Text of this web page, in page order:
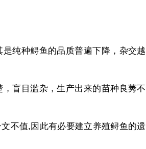
纯种鲟鱼的品质普遍下降，杂交越
盲目滥杂，生产出来的苗种良莠不
不值,因此有必要建立养殖鲟鱼的遗